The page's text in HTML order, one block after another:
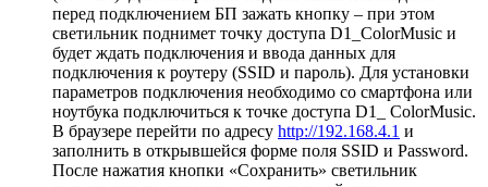
перед подключением БП зажать кнопку – при этом
светильник поднимет точку доступа D1_ColorMusic и
будет ждать подключения и ввода данных для
подключения к роутеру (SSID и пароль). Для установки
параметров подключения необходимо со смартфона или
ноутбука подключиться к точке доступа D1_ ColorMusic.
В браузере перейти по адресу http://192.168.4.1 и
заполнить в открывшейся форме поля SSID и Password.
После нажатия кнопки «Сохранить» светильник